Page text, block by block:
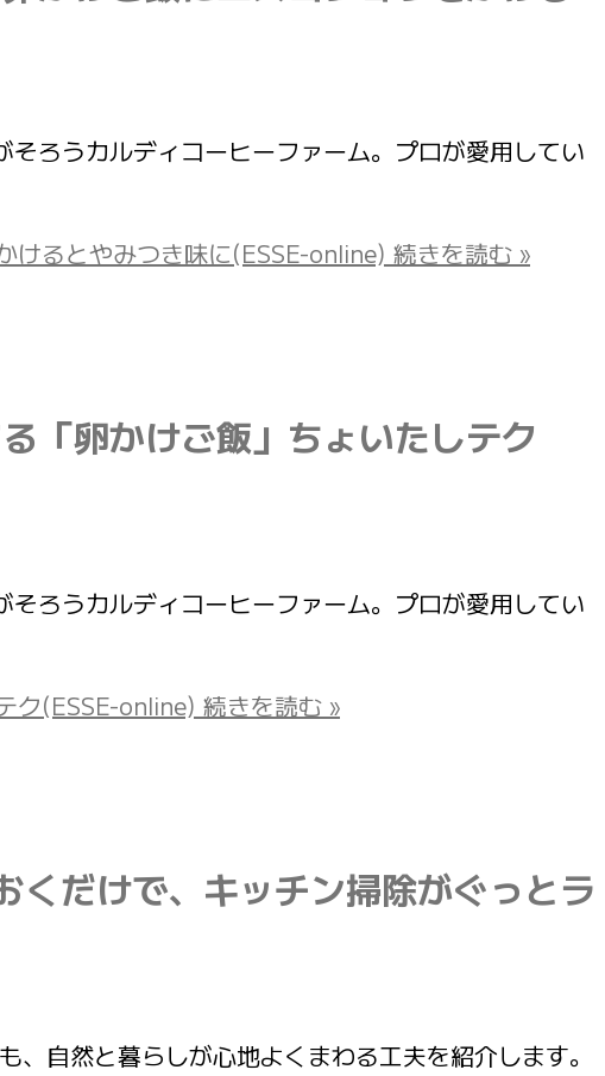
うカルディコーヒーファーム。プロが愛用してい
けるとやみつき味に(ESSE-online) 続きを読む »
「卵かけご飯」ちょいたしテク
うカルディコーヒーファーム。プロが愛用してい
ク(ESSE-online) 続きを読む »
だけで、キッチン掃除がぐっとラ
然と暮らしが心地よくまわる工夫を紹介します。